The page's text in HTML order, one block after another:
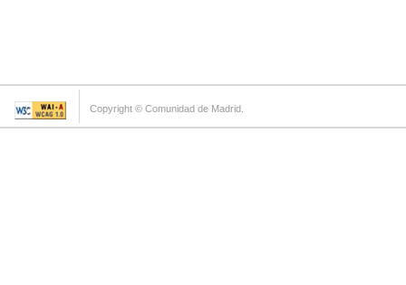
Copyright © Comunidad de Madrid.